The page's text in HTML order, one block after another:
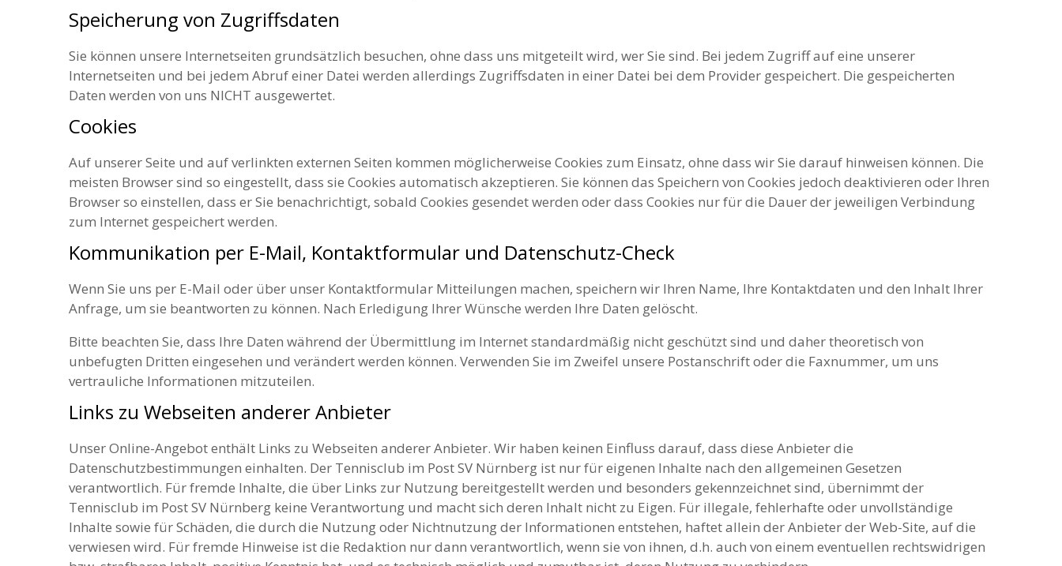
Speicherung von Zugriffsdaten
Sie können unsere Internetseiten grundsätzlich besuchen, ohne dass uns mitgeteilt wird, wer Sie sind. Bei jedem Zugriff auf eine unserer
Internetseiten und bei jedem Abruf einer Datei werden allerdings Zugriffsdaten in einer Datei bei dem Provider gespeichert. Die gespeicherten
Daten werden von uns NICHT ausgewertet.
Cookies
Auf unserer Seite und auf verlinkten externen Seiten kommen möglicherweise Cookies zum Einsatz, ohne dass wir Sie darauf hinweisen können. Die
meisten Browser sind so eingestellt, dass sie Cookies automatisch akzeptieren. Sie können das Speichern von Cookies jedoch deaktivieren oder Ihren
Browser so einstellen, dass er Sie benachrichtigt, sobald Cookies gesendet werden oder dass Cookies nur für die Dauer der jeweiligen Verbindung
zum Internet gespeichert werden.
Kommunikation per E-Mail, Kontaktformular und Datenschutz-Check
Wenn Sie uns per E-Mail oder über unser Kontaktformular Mitteilungen machen, speichern wir Ihren Name, Ihre Kontaktdaten und den Inhalt Ihrer
Anfrage, um sie beantworten zu können. Nach Erledigung Ihrer Wünsche werden Ihre Daten gelöscht.
Bitte beachten Sie, dass Ihre Daten während der Übermittlung im Internet standardmäßig nicht geschützt sind und daher theoretisch von
unbefugten Dritten eingesehen und verändert werden können. Verwenden Sie im Zweifel unsere Postanschrift oder die Faxnummer, um uns
vertrauliche Informationen mitzuteilen.
Links zu Webseiten anderer Anbieter
Unser Online-Angebot enthält Links zu Webseiten anderer Anbieter. Wir haben keinen Einfluss darauf, dass diese Anbieter die
Datenschutzbestimmungen einhalten. Der Tennisclub im Post SV Nürnberg ist nur für eigenen Inhalte nach den allgemeinen Gesetzen
verantwortlich. Für fremde Inhalte, die über Links zur Nutzung bereitgestellt werden und besonders gekennzeichnet sind, übernimmt der
Tennisclub im Post SV Nürnberg keine Verantwortung und macht sich deren Inhalt nicht zu Eigen. Für illegale, fehlerhafte oder unvollständige
Inhalte sowie für Schäden, die durch die Nutzung oder Nichtnutzung der Informationen entstehen, haftet allein der Anbieter der Web-Site, auf die
verwiesen wird. Für fremde Hinweise ist die Redaktion nur dann verantwortlich, wenn sie von ihnen, d.h. auch von einem eventuellen rechtswidrigen